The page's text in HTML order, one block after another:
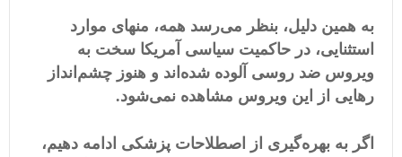
به همین دلیل، بنظر می‌رسد همه، منهای موارد
استثنایی، در حاکمیت سیاسی آمریکا سخت به
ویروس ضد روسی آلوده شده‌اند و هنوز چشم‌انداز
رهایی از این ویروس مشاهده نمی‌شود.
اگر به بهره‌گیری از اصطلاحات پزشکی ادامه دهیم،